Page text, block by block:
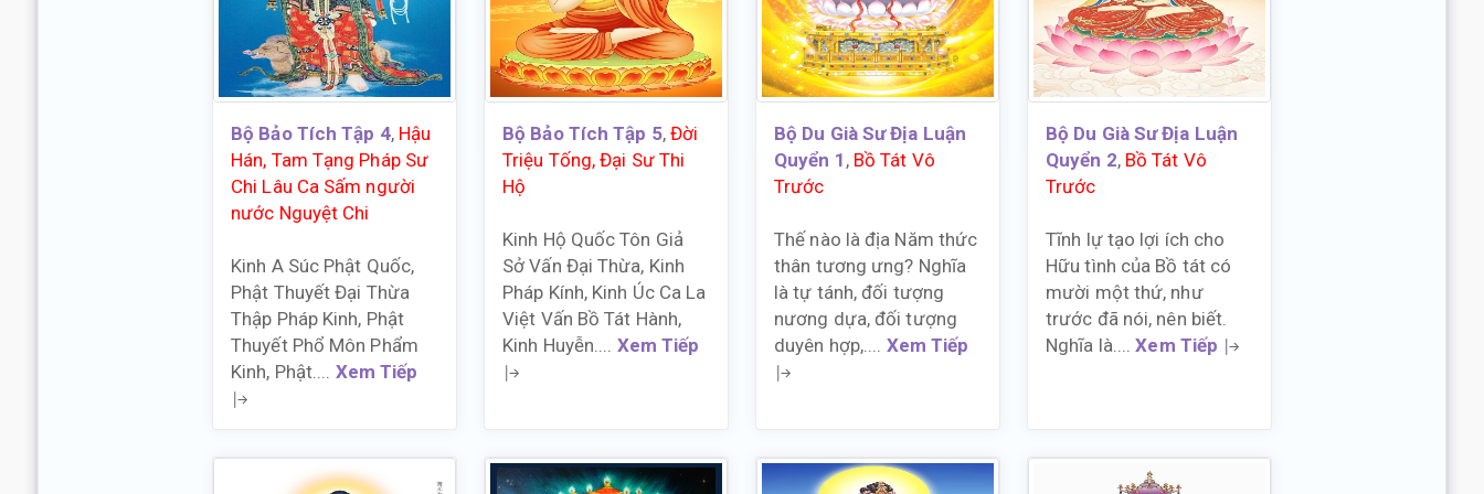
Bộ Bảo Tích Tập 4, Hậu
Hán, Tam Tạng Pháp Sư
Chi Lâu Ca Sấm người
nước Nguyệt Chi
Kinh A Súc Phật Quốc,
Phật Thuyết Đại Thừa
Thập Pháp Kinh, Phật
Thuyết Phổ Môn Phẩm
Kinh, Phật.... Xem Tiếp
Bộ Bảo Tích Tập 5, Đời
Triệu Tống, Đại Sư Thi
Hộ
Kinh Hộ Quốc Tôn Giả
Sở Vấn Đại Thừa, Kinh
Pháp Kính, Kinh Úc Ca La
Việt Vấn Bồ Tát Hành,
Kinh Huyễn.... Xem Tiếp
Bộ Du Già Sư Địa Luận
Quyển 1 , Bồ Tát Vô
Trước
Thế nào là địa Năm thức
thân tương ưng? Nghĩa
là tự tánh, đối tượng
nương dựa, đối tượng
duyên hợp,.... Xem Tiếp
Bộ Du Già Sư Địa Luận
Quyển 2, Bồ Tát Vô
Trước
Tĩnh lự tạo lợi ích cho
Hữu tình của Bồ tát có
mười một thứ, như
trước đã nói, nên biết.
Nghĩa là....Xem Tiếp